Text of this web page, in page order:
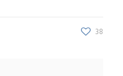
38